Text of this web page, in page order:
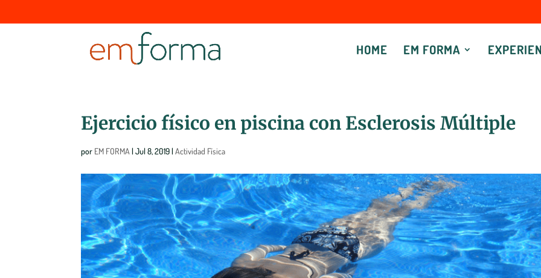
HOME EM FORMA
Ejercicio físico en piscina con Esclerosis Múltiple
por EM FORMA |Jul 8, 2019|Actividad Física